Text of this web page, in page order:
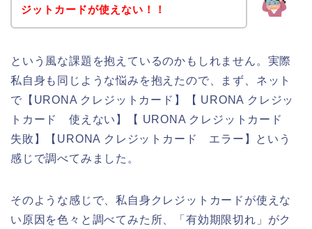
ジットカードが使えない！！
という風な課題を抱えているのかもしれません。実際
私自身も同じような悩みを抱えたので、まず、ネット
で【URONA クレジットカード】【 URONA クレジッ
トカード 使えない】【 URONA クレジットカード
失敗】【URONA クレジットカード エラー】という
感じで調べてみました。
そのような感じで、私自身クレジットカードが使えな
い原因を色々と調べてみた所、「有効期限切れ」がク